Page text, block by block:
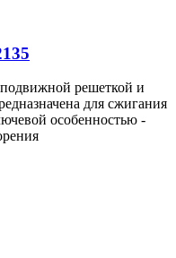
решеткой и
для сжигания
особенностью -